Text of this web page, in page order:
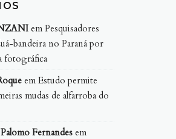
em Pesquisadores
bandeira no Paraná por
fotográfica
em Estudo permite
mudas de alfarroba do
Fernandesem